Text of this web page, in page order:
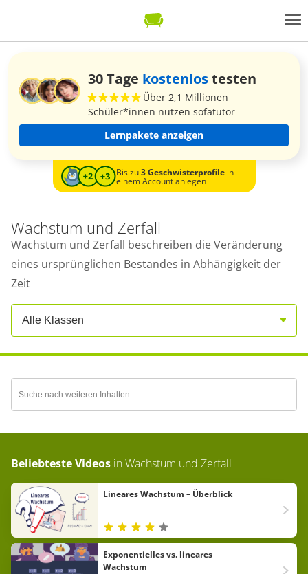
30 Tage kostenlostesten
Über 2,1 Millionen
Schüler*innen nutzen sofatutor
Lernpakete anzeigen
Bis zu3 Geschwisterprofilein
einem Account anlegen
Wachstum und Zerfall
Wachstum und Zerfall beschreiben die Veränderung
eines ursprünglichen Bestandes in Abhängigkeit der
Zeit
Alle Klassen
Beliebteste Videos inWachstum und Zerfall
Lineares Wachstum – Überblick
Exponentielles vs. lineares
Wachstum